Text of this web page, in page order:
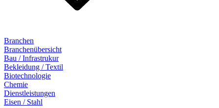
Branchen
Branchenübersicht
Bau / Infrastrukur
Bekleidung / Textil
Biotechnologie
Chemie
Dienstleistungen
Eisen / Stahl